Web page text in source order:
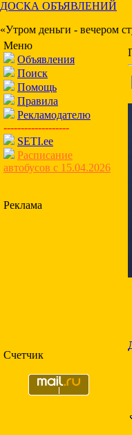
ДОСКА ОБЪЯВЛЕНИЙ
«Утром деньги - вечером
Меню
Объявления
Поиск
Помощь
Правила
Рекламодателю
-------------------
SETI.ee
Расписание
автобусов с 15.04.2026
Реклама
Счетчик